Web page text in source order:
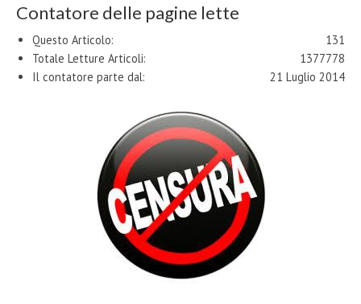
Contatore delle pagine lette
131
Questo Articolo:
1377778
Totale Letture Articoli:
21 Luglio 2014
Il contatore parte dal: